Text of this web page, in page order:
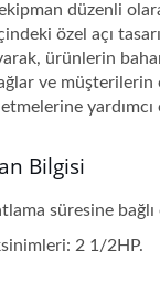
düzenli
özel açı
ürünlerin
ve müşterilerin
yardımcı
Bilgisi
süresine
2 1/2HP.